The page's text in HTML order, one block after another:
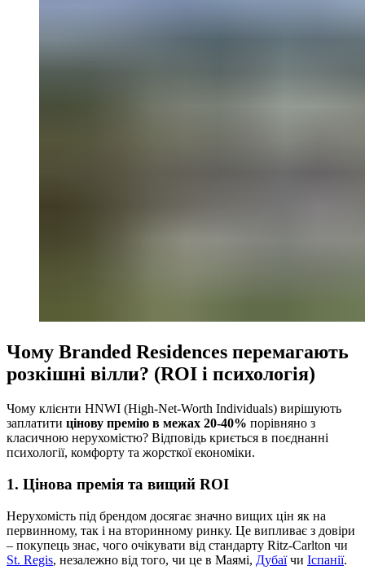
Чому Branded Residences перемагають
розкішні вілли? (ROI і психологія)
Чому клієнти HNWI (High-Net-Worth Individuals) вирішують
заплатити цінову премію в межах 20-40% порівняно з
класичною нерухомістю? Відповідь криється в поєднанні
психології, комфорту та жорсткої економіки.
1. Цінова премія та вищий ROI
Нерухомість під брендом досягає значно вищих цін як на
первинному, так і на вторинному ринку. Це випливає з довіри
– покупець знає, чого очікувати від стандарту Ritz-Carlton чи
St. Regis, незалежно від того, чи це в Маямі, Дубаїчи Іспанії.